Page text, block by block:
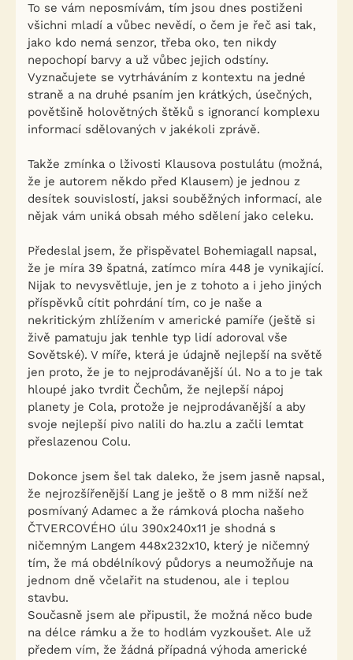
To se vám neposmívám, tím jsou dnes postiženi
všichni mladí a vůbec nevědí, o čem je řeč asi tak,
jako kdo nemá senzor, třeba oko, ten nikdy
nepochopí barvy a už vůbec jejich odstíny.
Vyznačujete se vytrháváním z kontextu na jedné
straně a na druhé psaním jen krátkých, úsečných,
povětšině holovětných štěků s ignorancí komplexu
informací sdělovaných v jakékoli zprávě.
Takže zmínka o lživosti Klausova postulátu (možná,
že je autorem někdo před Klausem) je jednou z
desítek souvislostí, jaksi souběžných informací, ale
nějak vám uniká obsah mého sdělení jako celeku.
Předeslal jsem, že přispěvatel Bohemiagall napsal,
že je míra 39 špatná, zatímco míra 448 je vynikající.
Nijak to nevysvětluje, jen je z tohoto a i jeho jiných
příspěvků cítit pohrdání tím, co je naše a
nekritickým zhlížením v americké pamíře (ještě si
živě pamatuju jak tenhle typ lidí adoroval vše
Sovětské). V míře, která je údajně nejlepší na světě
jen proto, že je to nejprodávanější úl. No a to je tak
hloupé jako tvrdit Čechům, že nejlepší nápoj
planety je Cola, protože je nejprodávanější a aby
svoje nejlepší pivo nalili do ha.zlu a začli lemtat
přeslazenou Colu.
Dokonce jsem šel tak daleko, že jsem jasně napsal,
že nejrozšířenější Lang je ještě o 8 mm nižší než
posmívaný Adamec a že rámková plocha našeho
ČTVERCOVÉHO úlu 390x240x11 je shodná s
ničemným Langem 448x232x10, který je ničemný
tím, že má obdélníkový půdorys a neumožňuje na
jednom dně včelařit na studenou, ale i teplou
stavbu.
Současně jsem ale připustil, že možná něco bude
na délce rámku a že to hodlám vyzkoušet. Ale už
předem vím, že žádná případná výhoda americké